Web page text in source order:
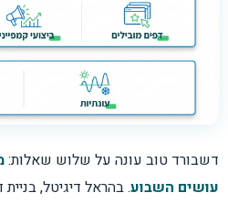
דשבורד טוב עונה על שלוש שאלות:
עושים השבוע. בהראל דיגיטל,